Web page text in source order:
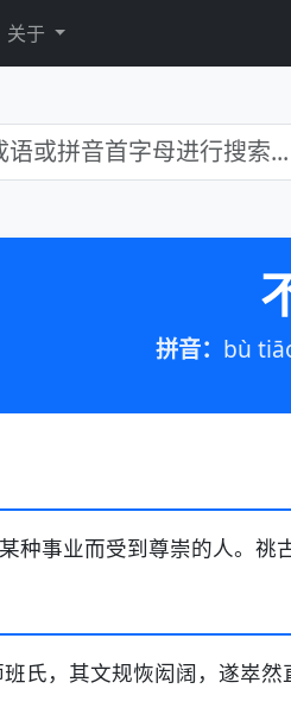
关于
拼音： bù
种事业而受到尊崇的人。祧
氏，其文规恢闳阔，遂崒